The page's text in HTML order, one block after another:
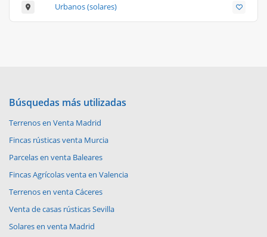
Urbanos (solares)
Búsquedas más utilizadas
Terrenos en Venta Madrid
Fincas rústicas venta Murcia
Parcelas en venta Baleares
Fincas Agrícolas venta en Valencia
Terrenos en venta Cáceres
Venta de casas rústicas Sevilla
Solares en venta Madrid